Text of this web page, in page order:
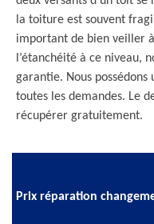
la toiture est souvent
important de bien veiller
l’étanchéité à ce niveau,
garantie. Nous
toutes les demandes. Le
récupérer gratuitement.
Prix réparation